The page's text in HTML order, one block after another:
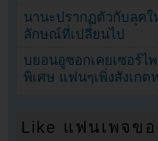
นานะปรากฏตัวกับลุค
ลักษณ์ที่เปลี่ยนไป
บยอนอูซอกเคยเซอร์ไ
พิเศษ แฟนๆเพิ่งสังเกต
Like แฟนเพจขอ